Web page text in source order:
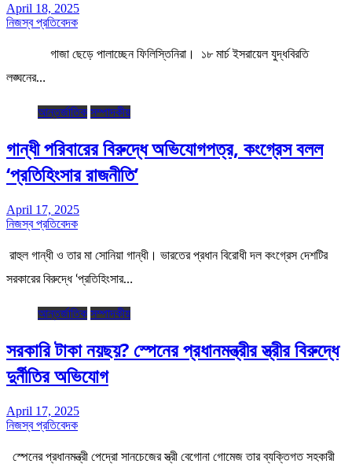
April 18, 2025
নিজস্ব প্রতিবেদক
গাজা ছেড়ে পালাচ্ছেন ফিলিস্তিনিরা। ১৮ মার্চ ইসরায়েল যুদ্ধবিরতি
লঙ্ঘনের…
আন্তর্জাতিক সম্পাদকীয়
গান্ধী পরিবারের বিরুদ্ধে অভিযোগপত্র, কংগ্রেস বলল
‘প্রতিহিংসার রাজনীতি’
April 17, 2025
নিজস্ব প্রতিবেদক
রাহুল গান্ধী ও তার মা সোনিয়া গান্ধী। ভারতের প্রধান বিরোধী দল কংগ্রেস দেশটির
সরকারের বিরুদ্ধে ‘প্রতিহিংসার…
আন্তর্জাতিক সম্পাদকীয়
সরকারি টাকা নয়ছয়? স্পেনের প্রধানমন্ত্রীর স্ত্রীর বিরুদ্ধে
দুর্নীতির অভিযোগ
April 17, 2025
নিজস্ব প্রতিবেদক
স্পেনের প্রধানমন্ত্রী পেদ্রো সানচেজের স্ত্রী বেগোনা গোমেজ তার ব্যক্তিগত সহকারী